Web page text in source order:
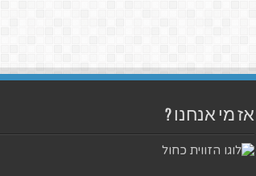
אז מי אנחנו ?